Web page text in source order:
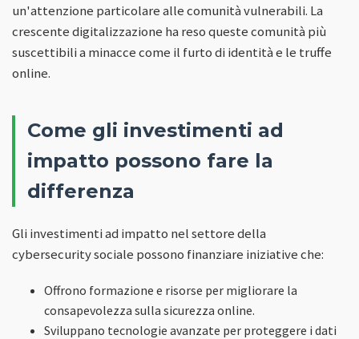
un'attenzione particolare alle comunità vulnerabili. La
crescente digitalizzazione ha reso queste comunità più
suscettibili a minacce come il furto di identità e le truffe
online.
Come gli investimenti ad
impatto possono fare la
differenza
Gli investimenti ad impatto nel settore della
cybersecurity sociale possono finanziare iniziative che:
Offrono formazione e risorse per migliorare la
consapevolezza sulla sicurezza online.
Sviluppano tecnologie avanzate per proteggere i dati